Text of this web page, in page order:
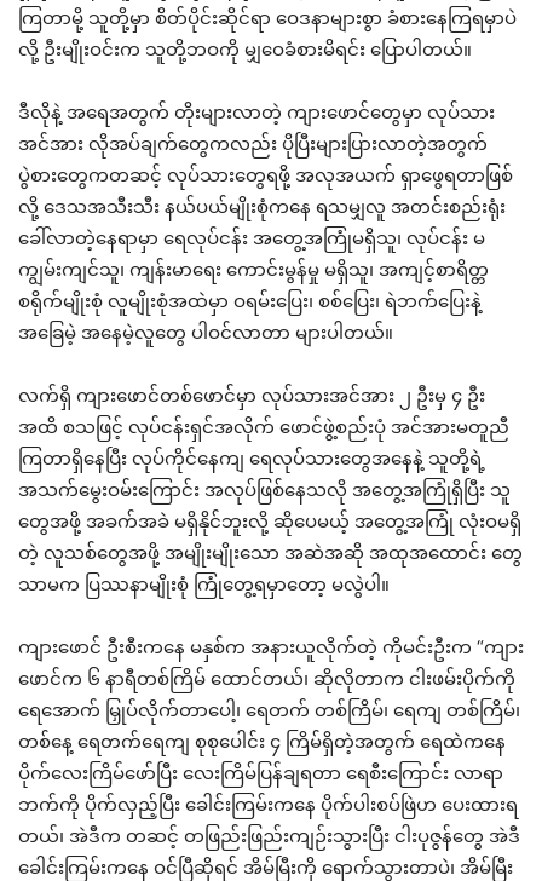
ကြတာမို့ သူတို့မှာ စိတ်ပိုင်းဆိုင်ရာ ဝေဒနာများစွာ ခံစားနေကြရမှာပဲ
လို့ ဦးမျိုးဝင်းက သူတို့ဘဝကို မျှဝေခံစားမိရင်း ပြောပါတယ်။
ဒီလိုနဲ့ အရေအတွက် တိုးများလာတဲ့ ကျားဖောင်တွေမှာ လုပ်သား
အင်အား လိုအပ်ချက်တွေကလည်း ပိုပြီးများပြားလာတဲ့အတွက်
ပွဲစားတွေကတဆင့် လုပ်သားတွေရဖို့ အလုအယက် ရှာဖွေရတာဖြစ်
လို့ ဒေသအသီးသီး နယ်ပယ်မျိုးစုံကနေ ရသမျှလူ အတင်းစည်းရုံး
ခေါ်လာတဲ့နေရာမှာ ရေလုပ်ငန်း အတွေ့အကြုံမရှိသူ၊ လုပ်ငန်း မ
ကျွမ်းကျင်သူ၊ ကျန်းမာရေး ကောင်းမွန်မှု မရှိသူ၊ အကျင့်စာရိတ္တ
စရိုက်မျိုးစုံ လူမျိုးစုံအထဲမှာ ဝရမ်းပြေး၊ စစ်ပြေး၊ ရဲဘက်ပြေးနဲ့
အခြေမဲ့ အနေမဲ့လူတွေ ပါဝင်လာတာ များပါတယ်။
လက်ရှိ ကျားဖောင်တစ်ဖောင်မှာ လုပ်သားအင်အား ၂ ဦးမှ ၄ ဦး
အထိ စသဖြင့် လုပ်ငန်းရှင်အလိုက် ဖောင်ဖွဲ့စည်းပုံ အင်အားမတူညီ
ကြတာရှိနေပြီး လုပ်ကိုင်နေကျ ရေလုပ်သားတွေအနေနဲ့ သူတို့ရဲ့
အသက်မွေးဝမ်းကြောင်း အလုပ်ဖြစ်နေသလို အတွေ့အကြုံရှိပြီး သူ
တွေအဖို့ အခက်အခဲ မရှိနိုင်ဘူးလို့ ဆိုပေမယ့် အတွေ့အကြုံ လုံးဝမရှိ
တဲ့ လူသစ်တွေအဖို့ အမျိုးမျိုးသော အဆဲအဆို အထုအထောင်း တွေ
သာမက ပြဿနာမျိုးစုံ ကြုံတွေ့ရမှာတော့ မလွဲပါ။
ကျားဖောင် ဦးစီးကနေ မနှစ်က အနားယူလိုက်တဲ့ ကိုမင်းဦးက “ကျား
ဖောင်က ၆ နာရီတစ်ကြိမ် ထောင်တယ်၊ ဆိုလိုတာက ငါးဖမ်းပိုက်ကို
ရေအောက် မြှုပ်လိုက်တာပေါ့၊ ရေတက် တစ်ကြိမ်၊ ရေကျ တစ်ကြိမ်၊
တစ်နေ့ ရေတက်ရေကျ စုစုပေါင်း ၄ ကြိမ်ရှိတဲ့အတွက် ရေထဲကနေ
ပိုက်လေးကြိမ်ဖော်ပြီး လေးကြိမ်ပြန်ချရတာ ရေစီးကြောင်း လာရာ
ဘက်ကို ပိုက်လှည့်ပြီး ခေါင်းကြမ်းကနေ ပိုက်ပါးစပ်ဖြဲဟ ပေးထားရ
တယ်၊ အဲဒီက တဆင့် တဖြည်းဖြည်းကျဉ်းသွားပြီး ငါးပုဇွန်တွေ အဲဒီ
ခေါင်းကြမ်းကနေ ဝင်ပြီဆိုရင် အိမ်မြီးကို ရောက်သွားတာပဲ၊ အိမ်မြီး